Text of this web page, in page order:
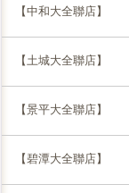
【中和大全聯店】
【土城大全聯店】
【景平大全聯店】
【碧潭大全聯店】